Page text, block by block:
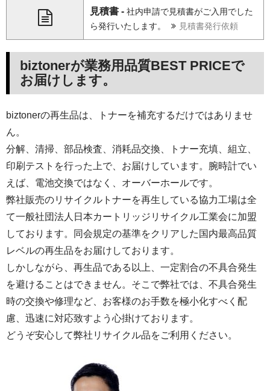
見積書 - 社内申請で見積書がご入用でした
ら発行いたします。
見積書発行依頼
biztonerが業務用品質BEST PRICEで
お届けします。
biztonerの再生品は、トナーを補充するだけではありませ
ん。
分解、清掃、部品検査、消耗品交換、トナー充填、組立、
印刷テストを行った上で、お届けしています。腕時計でい
えば、電池交換ではなく、オーバーホールです。
弊社販売のリサイクルトナーを再生している協力工場は全
て一般社団法人日本カートリッジリサイクル工業会に加盟
しております。同会規定の基準をクリアした国内最高品質
レベルの再生品をお届けしております。
しかしながら、再生品である以上、一定割合の不具合発生
を避けることはできません。そこで弊社では、不具合発生
時の交換や修理など、お客様のお手数を極小化すべく配
慮、迅速に対応致すよう心掛けております。
どうぞ安心して弊社リサイクル品をご利用ください。